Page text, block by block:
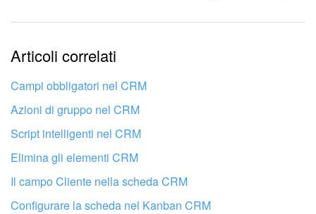
Le informazioni sono obsolete.
Troppo breve, ho bisogno di maggiori informazioni.
Non mi soddisfa come funziona questo strumento
Articoli correlati
Campi obbligatori nel CRM
Azioni di gruppo nel CRM
Script intelligenti nel CRM
Elimina gli elementi CRM
Il campo Cliente nella scheda CRM
Configurare la scheda nel Kanban CRM